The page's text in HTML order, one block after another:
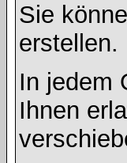
Sie
erstellen.
In jedem
Ihnen